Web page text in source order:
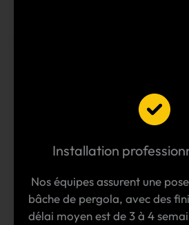
Installation
Nos équipes assurent une
bâche de pergola, avec des
délai moyen est de 3 à 4